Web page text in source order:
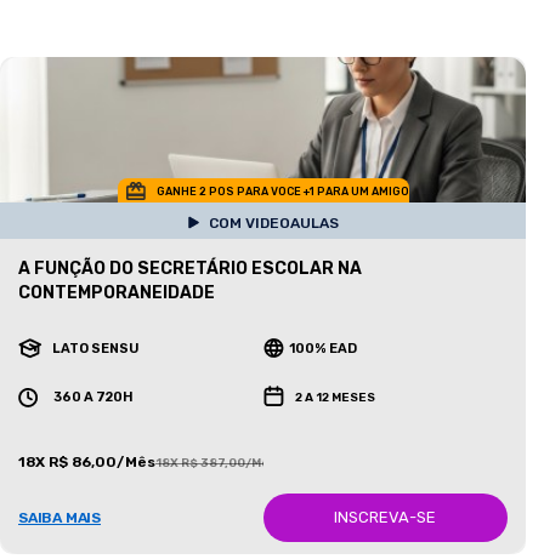
GANHE 2 POS PARA VOCE +1 PARA UM AMIGO
COM VIDEOAULAS
A FUNÇÃO DO SECRETÁRIO ESCOLAR NA
CONTEMPORANEIDADE
LATO SENSU 100% EAD
360 A 720H 2 A 12 MESES
18X R$ 86,00/Mês18X R$ 387,00/Mês
SAIBA MAIS INSCREVA-SE